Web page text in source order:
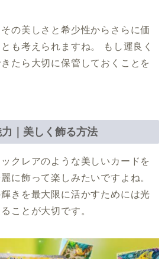
の美しさと希少性からさらに価
も考えられますね。 もし運良く
たら大切に保管しておくことを
｜美しく飾る方法
クレアのような美しいカードを
に飾って楽しみたいですよね。
きを最大限に活かすためには光
ことが大切です。